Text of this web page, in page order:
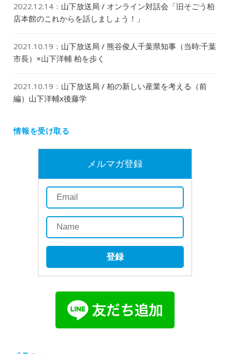
2022.12.14 ： 山下放送局 / オンライン対話会「旧そごう柏
店本館のこれからを話しましょう！」
2021.10.19 ： 山下放送局 / 熊谷俊人千葉県知事（当時:千葉
市長）×山下洋輔 柏を歩く
2021.10.19 ： 山下放送局 / 柏の新しい産業を考える（前
編）山下洋輔x後藤学
情報を受け取る
メルマガ登録
登録